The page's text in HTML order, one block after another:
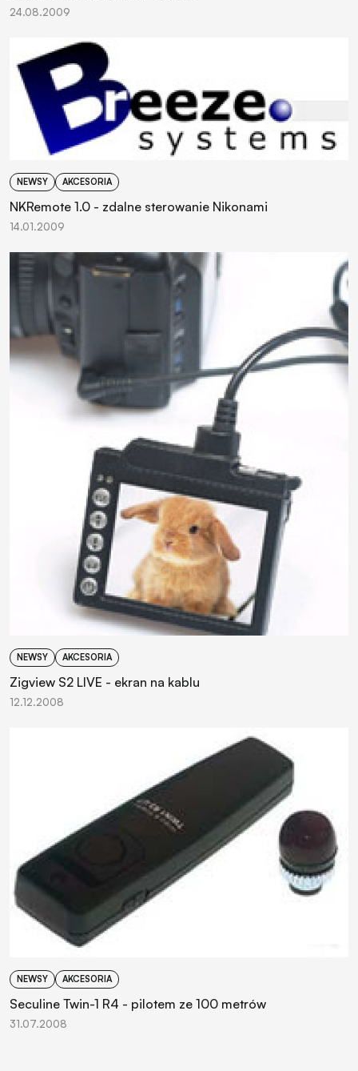
24.08.2009
NEWSY AKCESORIA
NKRemote 1.0 - zdalne sterowanie Nikonami
14.01.2009
NEWSY AKCESORIA
Zigview S2 LIVE - ekran na kablu
12.12.2008
NEWSY AKCESORIA
Seculine Twin-1 R4 - pilotem ze 100 metrów
31.07.2008